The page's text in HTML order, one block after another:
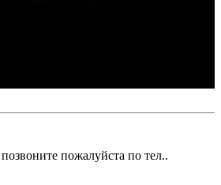
пожалуйста по тел..